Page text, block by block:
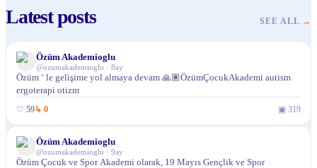
Latest posts SEE ALL →
Özüm Akademioglu
@ozumakademioglu · 8ay
Özüm ‘ le gelişime yol almaya devam 🙏🏽ÖzümÇocukAkademi autism
ergoterapi otizm
♡ 59↳ 0 ▣ 319
Özüm Akademioglu
@ozumakademioglu · 9ay
Özüm Çocuk ve Spor Akademi olarak, 19 Mayıs Gençlik ve Spor